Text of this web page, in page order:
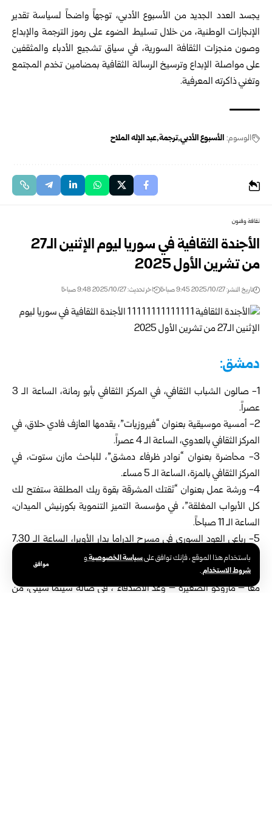
باستخدام هذا الموقع ، فإنك توافق علىسياسة الخصوصيةو
شروط الاستخدام.
موافق
يجسد العدد الجديد من الأسبوع الأدبي، توجهاً واضحاً لسياسة تقدير
الإنجازات الوطنية، من خلال تسليط الضوء على رموز الترجمة والإبداع
وصون منجزات الثقافة السورية، في سياق تشجيع الأدباء والمثقفين
على مواصلة الإبداع وترسيخ الرسالة الثقافية بمضامين تخدم المجتمع
وتغني ذاكرته المعرفية.
الوسوم: الأسبوع الأدبي ترجمة عبد الإله الملاح
ثقافة وفنون
الأجندة الثقافية في سوريا ليوم الإثنين الـ27
من تشرين الأول 2025
تاريخ النشر: 2025/10/27 9:45 صباحًا اخر تحديث: 2025/10/27 9:48 صباحًا
دمشق:
1- صالون الشباب الثقافي، في المركز الثقافي بأبو رمانة، الساعة الـ 3
عصراً.
2- أمسية موسيقية بعنوان “فيروزيات”، يقدمها العازف فادي حلاق، في
المركز الثقافي بالعدوي، الساعة الـ 4 عصراً.
3- محاضرة بعنوان “نوادر ظرفاء دمشق”، للباحث مازن ستوت، في
المركز الثقافي بالمزة، الساعة الـ 5 مساء.
4- ورشة عمل بعنوان “ثقتك المشرقة بقوة ربك المطلقة ستفتح لك
كل الأبواب المغلقة”، في مؤسسة التميز التنموية بكورنيش الميدان،
الساعة الـ 11 صباحاً.
5- رباعي العود السوري في مسرح الدراما بدار الأوبرا، الساعة الـ 7.30
مساء.
6 – عرض أفلام “فيها إيه يعني – رجل المنشار – آرك ريزي – هيبتا –
معا – ماروكو الصغيرة – وعد الأصدقاء”، في صالة سينما سيتي، من